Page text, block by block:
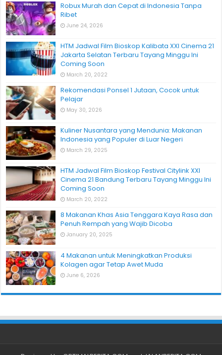
Robux Murah dan Cepat di Indonesia Tanpa
Ribet
June 24, 2026
HTM Jadwal Film Bioskop Kalibata XXI Cinema 21
Jakarta Selatan Terbaru Tayang Minggu Ini
Coming Soon
March 20, 2022
Rekomendasi Ponsel 1 Jutaan, Cocok untuk
Pelajar
May 30, 2026
Kuliner Nusantara yang Mendunia: Makanan
Indonesia yang Populer di Luar Negeri
March 29, 2025
HTM Jadwal Film Bioskop Festival Citylink XXI
Cinema 21 Bandung Terbaru Tayang Minggu Ini
Coming Soon
March 20, 2022
8 Makanan Khas Asia Tenggara Kaya Rasa dan
Penuh Rempah yang Wajib Dicoba
January 20, 2025
4 Makanan untuk Meningkatkan Produksi
Kolagen agar Tetap Awet Muda
June 6, 2026